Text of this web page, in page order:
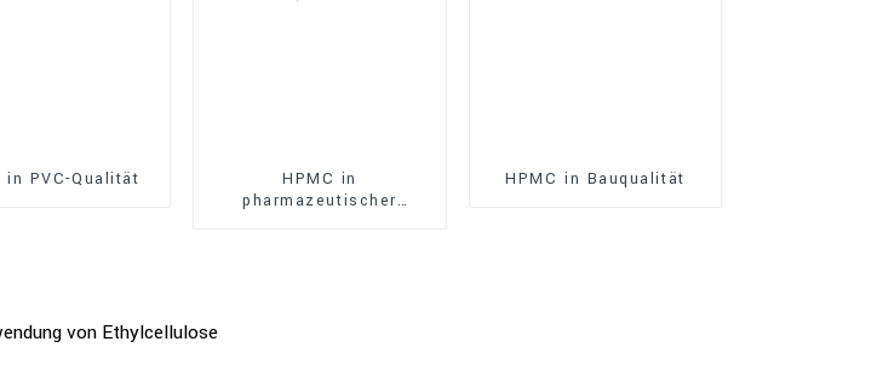
in PVC-Qualität
HPMC in
pharmazeutischer
HPMC in Bauqualität